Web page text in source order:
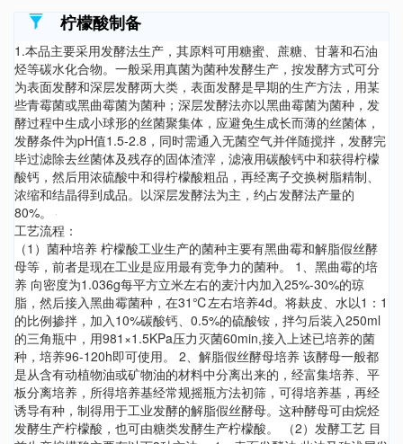
柠檬酸制备
1.本品主要采用发酵法生产，其原料可用糖蜜、蔗糖、甘薯和石油
烃等碳水化合物。一般采用真菌为菌种发酵生产，按发酵方式可分
为表面发酵和深层发酵两大类，表面发酵是早期的生产方法，用某
些青霉菌或黑曲霉菌为菌种；深层发酵法亦以黑曲霉菌为菌种，发
酵过程中生成小球形的丝菌聚集体，应避免生成长而薄的丝菌体，
发酵条件为pH值1.5-2.8，同时需通入无菌空气并伴随搅拌，发酵完
毕过滤除去丝菌体及残存的固体渣滓，滤液用碳酸钙中和获得柠檬
酸钙，然后用浓硫酸中和得柠檬酸粗品，再经离子交换树脂精制、
浓缩和结晶得到成品。以深层发酵法为主，约占发酵法产量的
80%。
工艺流程：
（1）菌种培养 柠檬酸工业生产的菌种主要有黑曲霉和解脂假丝酵
母等，前者是现在工业是应用最有竞争力的菌种。 1、黑曲霉的培
养 向密度为1.036g每平方立米左右的麦汁内加入25%-30%的琼
脂，然后接入黑曲霉菌种，在31℃左右培养4d。将麸皮、水以1：1
的比例掺拌，加入10%碳酸钙、0.5%的硫酸铵，拌匀后装入250ml
的三角瓶中，用981×1.5KPa压力灭菌60min,接入上述已培养的菌
种，培养96-120h即可使用。 2、解脂假丝酵母培养 该酵母一般都
是从含有动植物油或矿物油的材料中分离出来的，经富集培养、平
板分离培养，所得培养基经常规摇瓶方法初筛，可得培养基，再经
诱导有种，制得用于工业发酵的解脂假丝酵母。这种酵母可由烷烃
发酵生产柠檬酸，也可由糖类发酵生产柠檬酸。 （2）发酵工艺 目